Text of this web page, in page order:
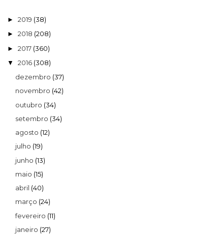
► 2019 (38)
► 2018 (208)
► 2017 (360)
▼ 2016 (308)
dezembro (37)
novembro (42)
outubro (34)
setembro (34)
agosto (12)
julho (19)
junho (13)
maio (15)
abril (40)
março (24)
fevereiro (11)
janeiro (27)